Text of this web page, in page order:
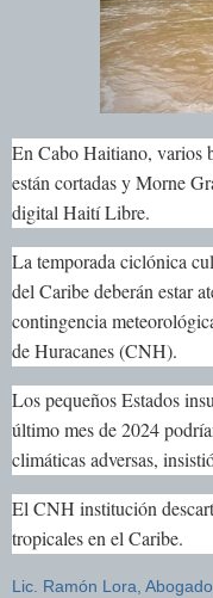
En Cabo Haitiano, varios
están cortadas y Morne
digital Haití Libre.
La temporada ciclónica
del Caribe deberán estar
contingencia
de Huracanes (CNH).
Los pequeños Estados
último mes de 2024
climáticas adversas,
El CNH institución
tropicales en el Caribe.
Lic. Ramón Lora,